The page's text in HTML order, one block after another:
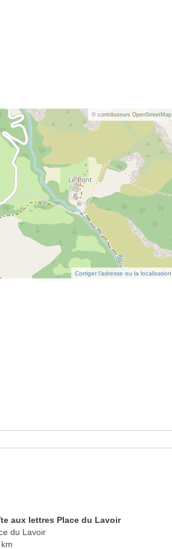
© contributeurs OpenStreetMap
Corriger l’adresse ou la localisation
aux lettres Place du Lavoir
du Lavoir